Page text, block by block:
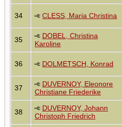
34 CLESS, Maria Christina
35
DOBEL, Christina
Karoline
36 DOLMETSCH, Konrad
37
DUVERNOY, Eleonore
Christiane Friederike
38
DUVERNOY, Johann
Christoph Friedrich